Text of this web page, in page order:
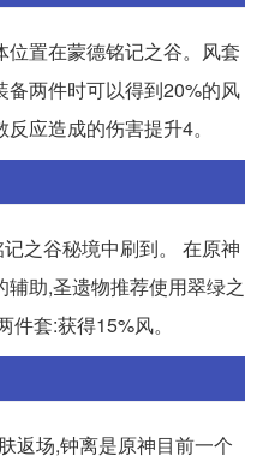
置在蒙德铭记之谷。风套
两件时可以得到20%的风
应造成的伤害提升4。
之谷秘境中刷到。 在原神
助,圣遗物推荐使用翠绿之
套:获得15%风。
返场,钟离是原神目前一个